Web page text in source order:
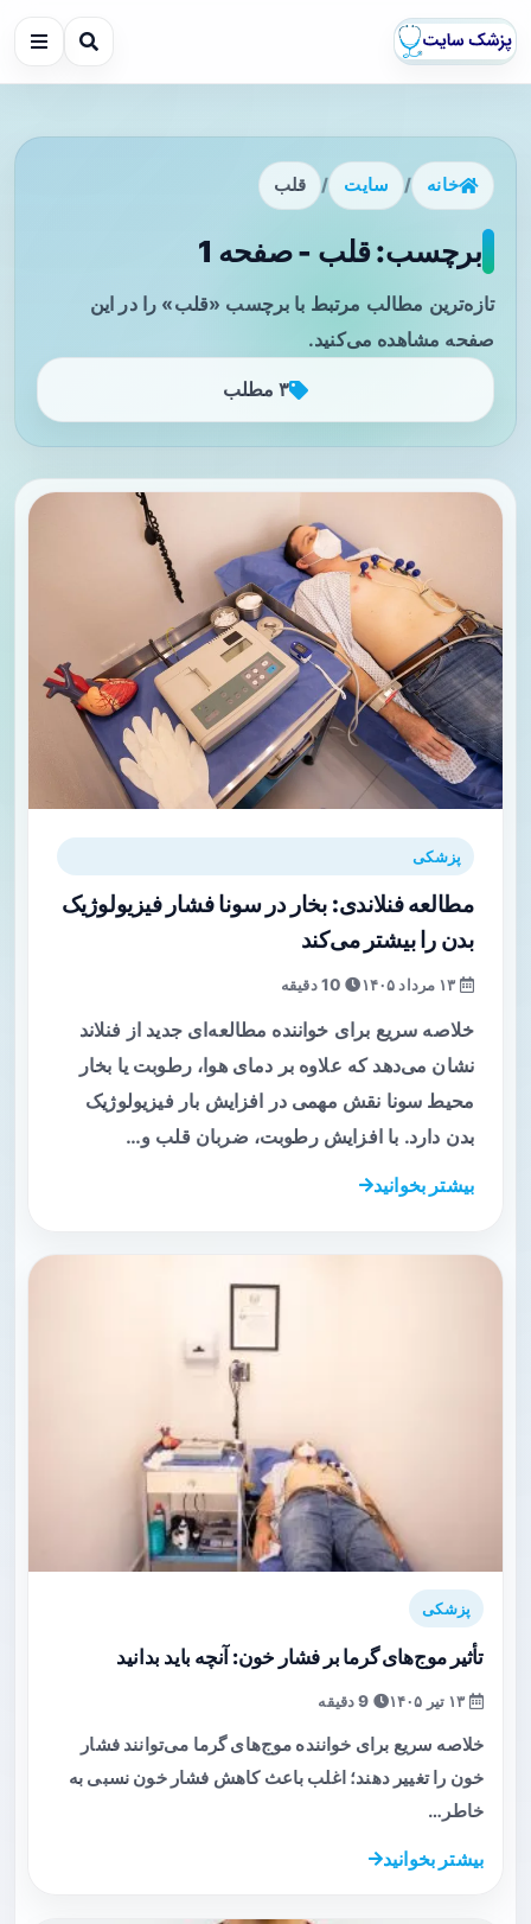
خانه / سایت / قلب
برچسب: قلب - صفحه 1
تازه‌ترین مطالب مرتبط با برچسب «قلب» را در این
صفحه مشاهده می‌کنید.
۳ مطلب
پزشکی
مطالعه فنلاندی: بخار در سونا فشار فیزیولوژیک
بدن را بیشتر می‌کند
10 دقیقه
خلاصه سریع برای خواننده مطالعه‌ای جدید از فنلاند
نشان می‌دهد که علاوه بر دمای هوا، رطوبت یا بخار
محیط سونا نقش مهمی در افزایش بار فیزیولوژیک
بدن دارد. با افزایش رطوبت، ضربان قلب و…
بیشتر بخوانید
پزشکی
تأثیر موج‌های گرما بر فشار خون: آنچه باید بدانید
خلاصه سریع برای خواننده موج‌های گرما می‌توانند فشار
خون را تغییر دهند؛ اغلب باعث کاهش فشار خون نسبی به
خاطر…
بیشتر بخوانید